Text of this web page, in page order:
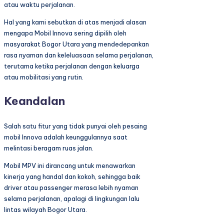
atau waktu perjalanan.
Hal yang kami sebutkan di atas menjadi alasan
mengapa Mobil Innova sering dipilih oleh
masyarakat Bogor Utara yang mendedepankan
rasa nyaman dan keleluasaan selama perjalanan,
terutama ketika perjalanan dengan keluarga
atau mobilitasi yang rutin.
Keandalan
Salah satu fitur yang tidak punyai oleh pesaing
mobil Innova adalah keunggulannya saat
melintasi beragam ruas jalan.
Mobil MPV ini dirancang untuk menawarkan
kinerja yang handal dan kokoh, sehingga baik
driver atau passenger merasa lebih nyaman
selama perjalanan, apalagi di lingkungan lalu
lintas wilayah Bogor Utara.